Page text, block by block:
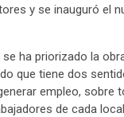
y se inauguró el
se ha priorizado la
que tiene dos
empleo, sobre
de cada